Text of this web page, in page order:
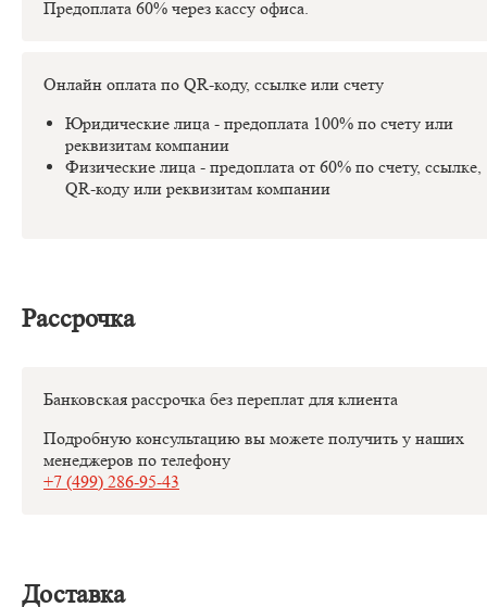
Предоплата 60% через кассу офиса.
Онлайн оплата по QR-коду, ссылке или счету
Юридические лица - предоплата 100% по счету или
реквизитам компании
Физические лица - предоплата от 60% по счету, ссылке,
QR-коду или реквизитам компании
Рассрочка
Банковская рассрочка без переплат для клиента
Подробную консультацию вы можете получить у наших
менеджеров по телефону
+7 (499) 286-95-43
Доставка